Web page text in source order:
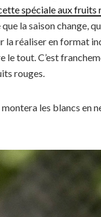
spéciale aux fruits
la saison change,
la réaliser en format
tout. C’est
rouges.
les blancs en